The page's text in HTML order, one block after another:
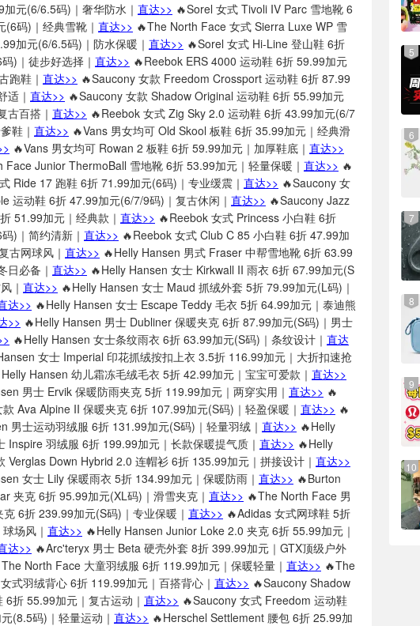
元(6/6.5码)｜奢华防水｜ 直达>> 🔥Sorel 女式 Tivoli IV Parc 雪地靴 6
(6码)｜经典雪靴｜ 直达>> 🔥The North Face 女式 Sierra Luxe WP 雪
加元(6/6.5码)｜防水保暖｜ 直达>> 🔥Sorel 女式 Hi-Line 登山鞋 6折
)｜徒步好选择｜ 直达>> 🔥Reebok ERS 4000 运动鞋 6折 59.99加元
跑鞋｜ 直达>> 🔥Saucony 女款 Freedom Crossport 运动鞋 6折 87.99
适｜ 直达>> 🔥Saucony 女款 Shadow Original 运动鞋 6折 55.99加元
古百搭｜ 直达>> 🔥Reebok 女式 Zig Sky 2.0 运动鞋 6折 43.99加元(6/7
鞋｜ 直达>> 🔥Vans 男女均可 Old Skool 板鞋 6折 35.99加元｜经典滑
🔥Vans 男女均可 Rowan 2 板鞋 6折 59.99加元｜加厚鞋底｜ 直达>>
Face Junior ThermoBall 雪地靴 6折 53.99加元｜轻量保暖｜ 直达>> 🔥
Ride 17 跑鞋 6折 71.99加元(6码)｜专业缓震｜ 直达>> 🔥Saucony 女
运动鞋 6折 47.99加元(6/7/9码)｜复古休闲｜ 直达>> 🔥Saucony Jazz
51.99加元｜经典款｜ 直达>> 🔥Reebok 女式 Princess 小白鞋 6折
)｜简约清新｜ 直达>> 🔥Reebok 女式 Club C 85 小白鞋 6折 47.99加
古网球风｜ 直达>> 🔥Helly Hansen 男式 Fraser 中帮雪地靴 6折 63.99
日必备｜ 直达>> 🔥Helly Hansen 女士 Kirkwall II 雨衣 6折 67.99加元(S
｜ 直达>> 🔥Helly Hansen 女士 Maud 抓绒外套 5折 79.99加元(L码)｜
达>> 🔥Helly Hansen 女士 Escape Teddy 毛衣 5折 64.99加元｜泰迪熊
>> 🔥Helly Hansen 男士 Dubliner 保暖夹克 6折 87.99加元(S码)｜男士
🔥Helly Hansen 女士条纹雨衣 6折 63.99加元(S码)｜条纹设计｜ 直达
女士 Imperial 印花抓绒按扣上衣 3.5折 116.99加元｜大折扣速抢
Hansen 幼儿霜冻毛绒毛衣 5折 42.99加元｜宝宝可爱款｜ 直达>>
男士 Ervik 保暖防雨夹克 5折 119.99加元｜两穿实用｜ 直达>> 🔥
Ava Alpine II 保暖夹克 6折 107.99加元(S码)｜轻盈保暖｜ 直达>> 🔥
男士运动羽绒服 6折 131.99加元(S码)｜轻量羽绒｜ 直达>> 🔥Helly
Inspire 羽绒服 6折 199.99加元｜长款保暖提气质｜ 直达>> 🔥Helly
Verglas Down Hybrid 2.0 连帽衫 6折 135.99加元｜拼接设计｜ 直达>>
女士 Lily 保暖雨衣 5折 134.99加元｜保暖防雨｜ 直达>> 🔥Burton
夹克 6折 95.99加元(XL码)｜滑雪夹克｜ 直达>> 🔥The North Face 男
6折 239.99加元(S码)｜专业保暖｜ 直达>> 🔥Adidas 女式网球鞋 5折
场风｜ 直达>> 🔥Helly Hansen Junior Loke 2.0 夹克 6折 55.99加元｜
达>> 🔥Arc'teryx 男士 Beta 硬壳外套 8折 399.99加元｜GTX顶级户外
North Face 大童羽绒服 6折 119.99加元｜保暖轻量｜ 直达>> 🔥The
式羽绒背心 6折 119.99加元｜百搭背心｜ 直达>> 🔥Saucony Shadow
6折 55.99加元｜复古运动｜ 直达>> 🔥Saucony 女式 Freedom 运动鞋
(8.5码)｜轻量运动｜ 直达>> 🔥Herschel Settlement 腰包 6折 25.99加